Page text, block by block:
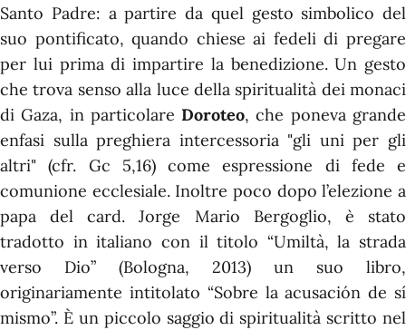
Santo Padre: a partire da quel gesto simbolico del
suo pontificato, quando chiese ai fedeli di pregare
per lui prima di impartire la benedizione. Un gesto
che trova senso alla luce della spiritualità dei monaci
di Gaza, in particolare Doroteo, che poneva grande
enfasi sulla preghiera intercessoria "gli uni per gli
altri" (cfr. Gc 5,16) come espressione di fede e
comunione ecclesiale. Inoltre poco dopo l’elezione a
papa del card. Jorge Mario Bergoglio, è stato
tradotto in italiano con il titolo “Umiltà, la strada
verso Dio” (Bologna, 2013) un suo libro,
originariamente intitolato “Sobre la acusación de sí
mismo”. È un piccolo saggio di spiritualità scritto nel